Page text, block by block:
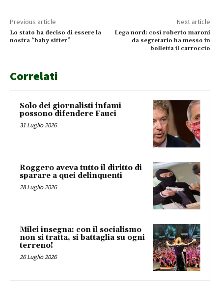
Previous article
Lo stato ha deciso di essere la
nostra “baby sitter”
Next article
Lega nord: così roberto maroni
da segretario ha messo in
bolletta il carroccio
Correlati
Solo dei giornalisti infami
possono difendere Fauci
31 Luglio 2026
Roggero aveva tutto il diritto di
sparare a quei delinquenti
28 Luglio 2026
Milei insegna: con il socialismo
non si tratta, si battaglia su ogni
terreno!
26 Luglio 2026